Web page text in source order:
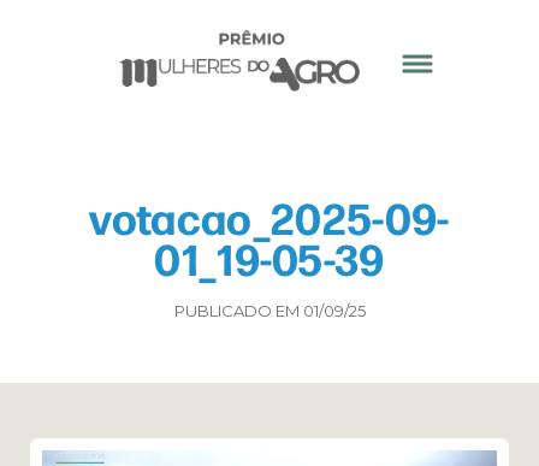
votacao_2025-09-
01_19-05-39
PUBLICADO EM 01/09/25